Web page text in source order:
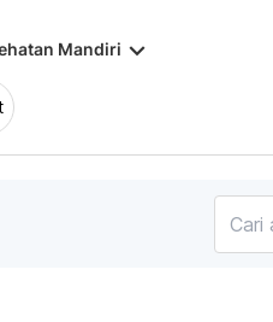
Mandiri keyboard_arrow_down